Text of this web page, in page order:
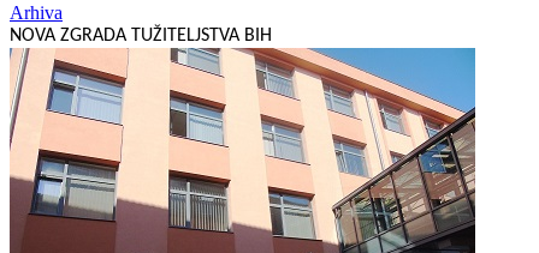
Arhiva
NOVA ZGRADA TUŽITELJSTVA BIH